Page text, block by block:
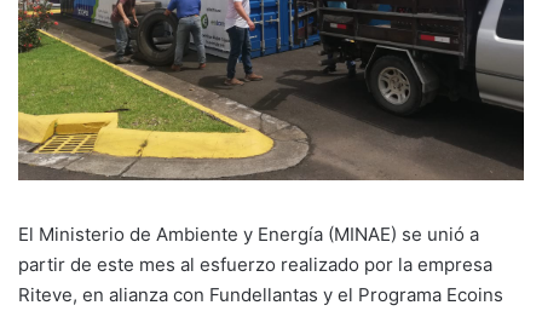
El Ministerio de Ambiente y Energía (MINAE) se unió a
partir de este mes al esfuerzo realizado por la empresa
Riteve, en alianza con Fundellantas y el Programa Ecoins